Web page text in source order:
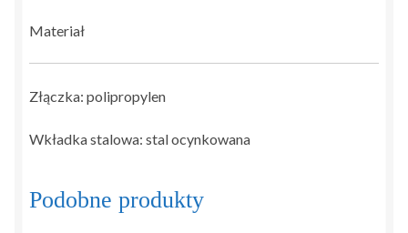
Materiał
Złączka: polipropylen
Wkładka stalowa: stal ocynkowana
Podobne produkty